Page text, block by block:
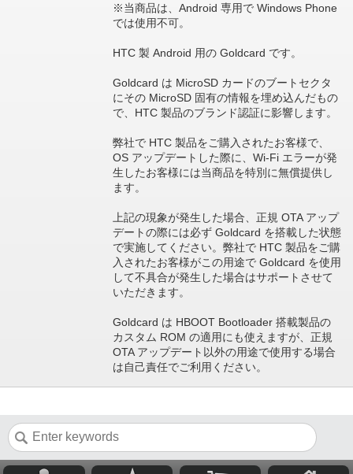
※当商品は、Android 専用で Windows Phone
では使用不可。
HTC 製 Android 用の Goldcard です。
Goldcard は MicroSD カードのブートセクタ
にその MicroSD 固有の情報を埋め込んだもの
で、HTC 製品のブランド認証に影響します。
弊社で HTC 製品をご購入されたお客様で、
OS アップデートした際に、Wi-Fi エラーが発
生したお客様には当商品を特別に無償提供し
ます。
上記の現象が発生した場合、正規 OTA アップ
デートの際には必ず Goldcard を搭載した状態
で実施してください。弊社で HTC 製品をご購
入されたお客様がこの用途で Goldcard を使用
して不具合が発生した場合はサポートさせて
いただきます。
Goldcard は HBOOT Bootloader 搭載製品の
カスタム ROM の適用にも使えますが、正規
OTA アップデート以外の用途で使用する場合
は自己責任でご利用ください。